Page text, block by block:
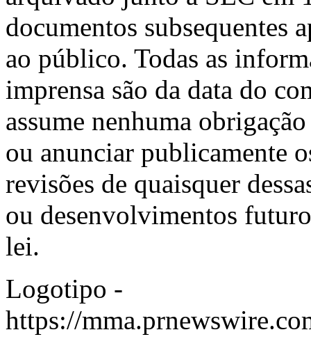
documentos subsequentes
ao público. Todas as
imprensa são da data do
assume nenhuma
ou anunciar publicamente
revisões de quaisquer
ou desenvolvimentos
lei.
Logotipo -
https://